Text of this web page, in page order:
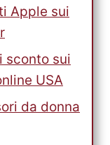
Apple sui
sconto sui
USA
da donna